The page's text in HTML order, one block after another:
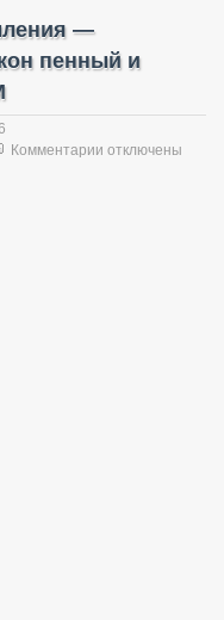
—
пенный и
Комментарии котключены